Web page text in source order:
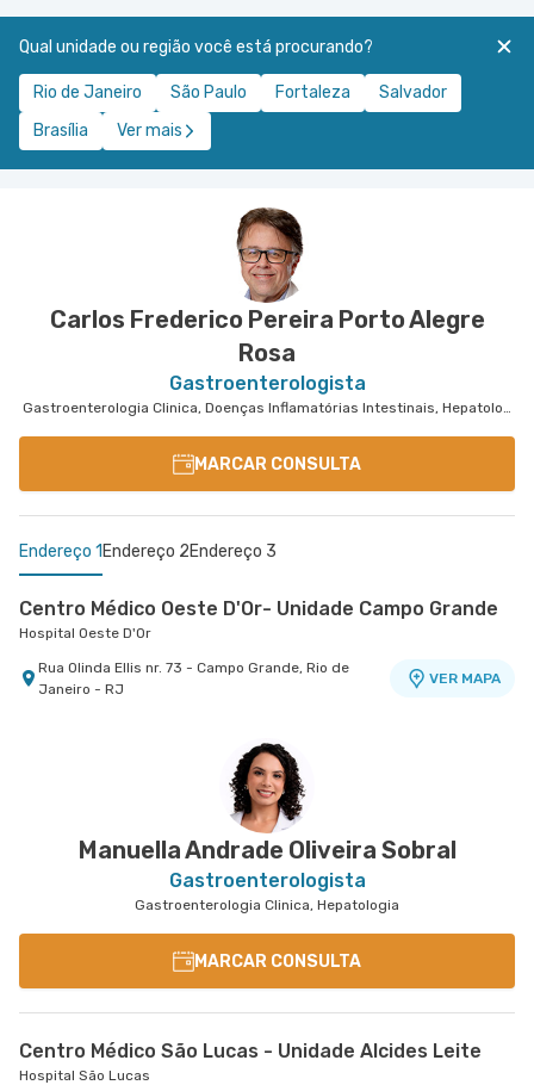
Qual unidade ou região você está procurando?
Rio de Janeiro São Paulo Fortaleza
Salvador
Brasília
Ver mais
Carlos Frederico Pereira Porto Alegre
Rosa
Gastroenterologista
Gastroenterologia Clinica, Doenças Inflamatórias Intestinais, Hepatologia
MARCAR CONSULTA
Endereço 1 Endereço 2Endereço 3
Centro Médico Oeste D'Or- Unidade Campo Grande
Hospital Oeste D'Or
Rua Olinda Ellis nr. 73 - Campo Grande, Rio de
Janeiro - RJ
VER MAPA
Rua Almirante Baltazar nr. 333 8° Andar - Sao
Cristovao, Rio de Janeiro - RJ
Avenida Nelson Mufarrej nr. 255 1° Andar - Barra
da Tijuca, Rio de Janeiro - RJ
Manuella Andrade Oliveira Sobral
Gastroenterologista
Gastroenterologia Clinica, Hepatologia
MARCAR CONSULTA
Centro Médico São Lucas - Unidade Alcides Leite
Hospital São Lucas